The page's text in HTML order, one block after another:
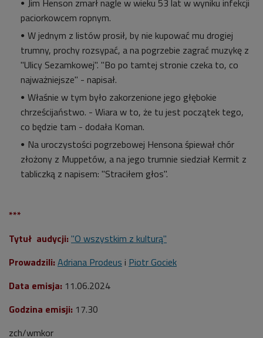
Jim Henson zmarł nagle w wieku 53 lat w wyniku infekcji
paciorkowcem ropnym.
W jednym z listów prosił, by nie kupować mu drogiej
trumny, prochy rozsypać, a na pogrzebie zagrać muzykę z
"Ulicy Sezamkowej". "Bo po tamtej stronie czeka to, co
najważniejsze" - napisał.
Właśnie w tym było zakorzenione jego głębokie
chrześcijaństwo. - Wiara w to, że tu jest początek tego,
co będzie tam - dodała Koman.
Na uroczystości pogrzebowej Hensona śpiewał chór
złożony z Muppetów, a na jego trumnie siedział Kermit z
tabliczką z napisem: "Straciłem głos".
***
Tytuł audycji: "O wszystkim z kulturą"
Prowadzili: Adriana Prodeus i Piotr Gociek
Data emisja: 11.06.2024
Godzina emisji: 17.30
zch/wmkor